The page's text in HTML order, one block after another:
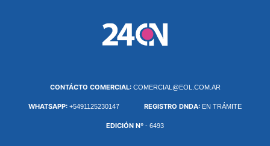
CONTÁCTO COMERCIAL: COMERCIAL@EOL.COM.AR
WHATSAPP: +5491125230147 REGISTRO DNDA: EN TRÁMITE
EDICIÓN Nº - 6493